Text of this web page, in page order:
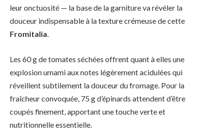
leur onctuosité — la base de la garniture va révéler la
douceur indispensable à la texture crémeuse de cette
Fromitalia.
Les 60 g de tomates séchées offrent quant à elles une
explosion umami aux notes légèrement acidulées qui
réveillent subtilement la douceur du fromage. Pour la
fraîcheur convoquée, 75 g d’épinards attendent d’être
coupés finement, apportant une touche verte et
nutritionnelle essentielle.